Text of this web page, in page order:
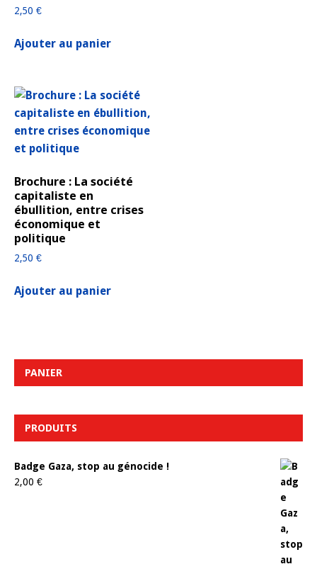
2,50 €
Ajouter au panier
Brochure : La société
capitaliste en
ébullition, entre crises
économique et
politique
2,50 €
Ajouter au panier
PANIER
PRODUITS
Badge Gaza, stop au génocide !
2,00 €